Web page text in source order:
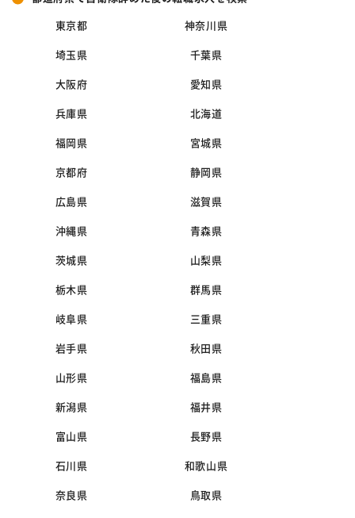
東京都 神奈川県
埼玉県 千葉県
大阪府 愛知県
兵庫県 北海道
福岡県 宮城県
京都府 静岡県
広島県 滋賀県
沖縄県 青森県
茨城県 山梨県
栃木県 群馬県
岐阜県 三重県
岩手県 秋田県
山形県 福島県
新潟県 福井県
富山県 長野県
石川県 和歌山県
奈良県 鳥取県